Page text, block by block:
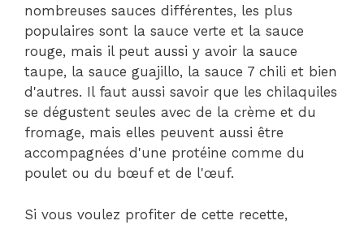
nombreuses sauces différentes, les plus
populaires sont la sauce verte et la sauce
rouge, mais il peut aussi y avoir la sauce
taupe, la sauce guajillo, la sauce 7 chili et bien
d'autres. Il faut aussi savoir que les chilaquiles
se dégustent seules avec de la crème et du
fromage, mais elles peuvent aussi être
accompagnées d'une protéine comme du
poulet ou du bœuf et de l'œuf.
Si vous voulez profiter de cette recette,